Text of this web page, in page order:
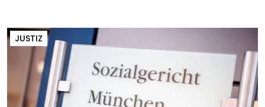
JUSTIZ